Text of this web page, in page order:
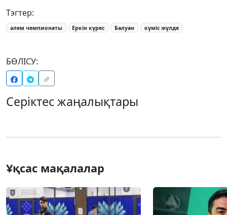
Тэгтер:
әлем чемпионаты Еркін күрес Балуан күміс жүлде
БӨЛІСУ:
Серіктес жаңалықтары
Ұқсас мақалалар